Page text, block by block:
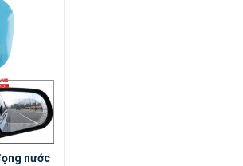
- Hiệu chỉnh âm thanh chuyên nghiệp với
chip DSP tích hợp trong màn hình Oled
DVD Android Oled Pro X3 có thể tích hợp
nước